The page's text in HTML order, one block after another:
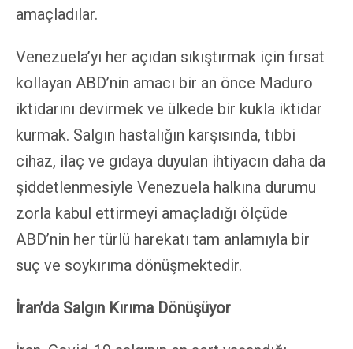
amaçladılar.
Venezuela’yı her açıdan sıkıştırmak için fırsat
kollayan ABD’nin amacı bir an önce Maduro
iktidarını devirmek ve ülkede bir kukla iktidar
kurmak. Salgın hastalığın karşısında, tıbbi
cihaz, ilaç ve gıdaya duyulan ihtiyacın daha da
şiddetlenmesiyle Venezuela halkına durumu
zorla kabul ettirmeyi amaçladığı ölçüde
ABD’nin her türlü harekatı tam anlamıyla bir
suç ve soykırıma dönüşmektedir.
İran’da Salgın Kırıma Dönüşüyor